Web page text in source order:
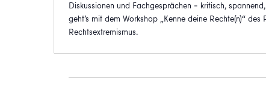
Diskussionen und Fachgesprächen – kritisch,
geht’s mit dem Workshop „Kenne deine Rechte(n)“
Rechtsextremismus.